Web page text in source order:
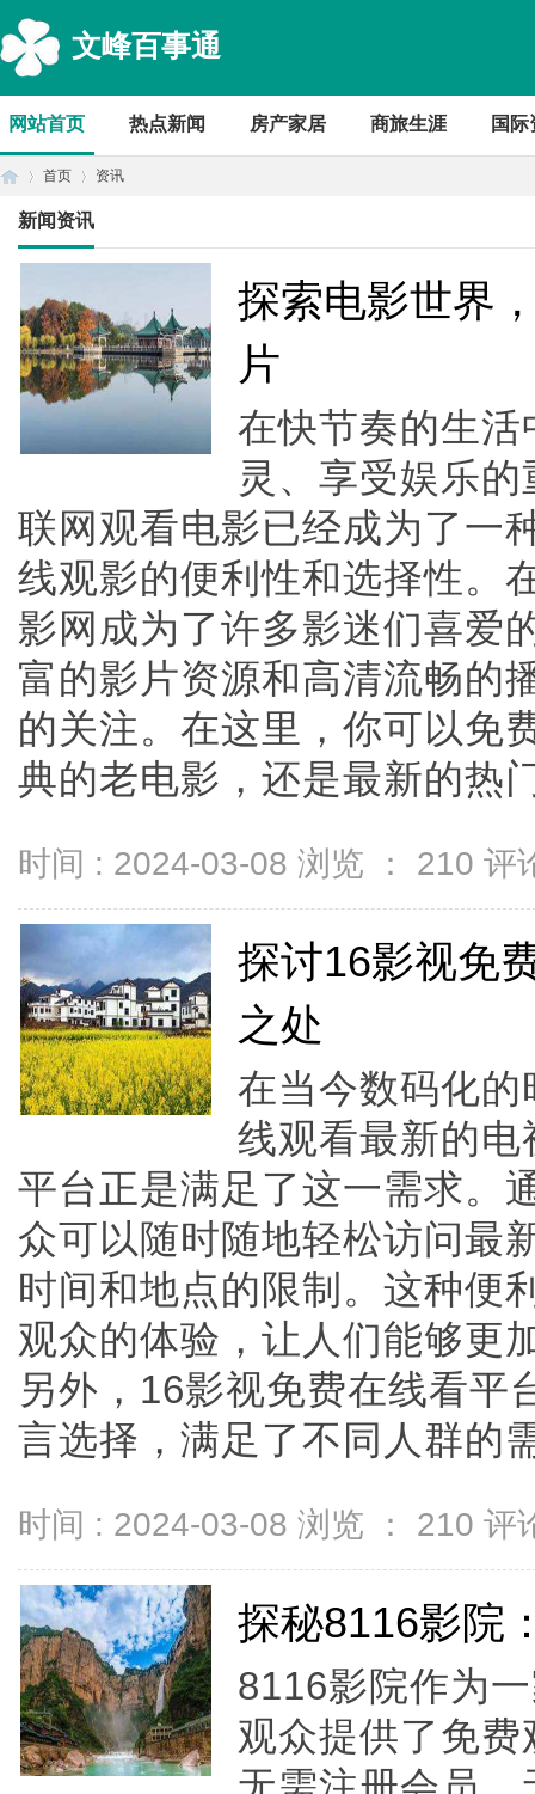
文峰百事通
网站首页 热点新闻 房产家居 商旅生涯 国际
首页 资讯
新闻资讯
探索电影世界
片
在快节奏的生
灵、享受娱乐
联网观看电影已经成为了一
线观影的便利性和选择性。
影网成为了许多影迷们喜爱
富的影片资源和高清流畅的
的关注。在这里，你可以免
典的老电影，还是最新的热
时间 : 2024-03-08 浏览 ： 210 评
探讨16影视免
之处
在当今数码化
线观看最新的
平台正是满足了这一需求。
众可以随时随地轻松访问最
时间和地点的限制。这种便
观众的体验，让人们能够更
另外，16影视免费在线看平
言选择，满足了不同人群的
时间 : 2024-03-08 浏览 ： 210 评
探秘8116影院
8116影院作为
观众提供了免